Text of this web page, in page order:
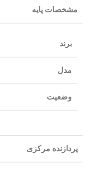
مشخصات پایه
برند
مدل
وضعیت
پردازنده مرکزی